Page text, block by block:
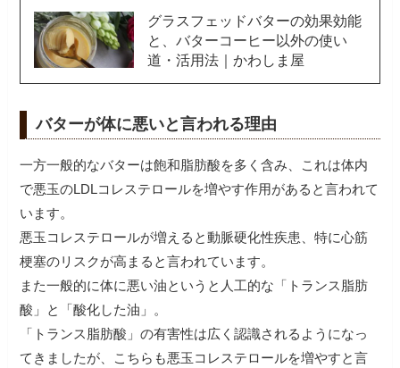
グラスフェッドバターの効果効能
と、バターコーヒー以外の使い
道・活用法｜かわしま屋
バターが体に悪いと言われる理由
一方一般的なバターは飽和脂肪酸を多く含み、これは体内
で悪玉のLDLコレステロールを増やす作用があると言われて
います。
悪玉コレステロールが増えると動脈硬化性疾患、特に心筋
梗塞のリスクが高まると言われています。
また一般的に体に悪い油というと人工的な「トランス脂肪
酸」と「酸化した油」。
「トランス脂肪酸」の有害性は広く認識されるようになっ
てきましたが、こちらも悪玉コレステロールを増やすと言